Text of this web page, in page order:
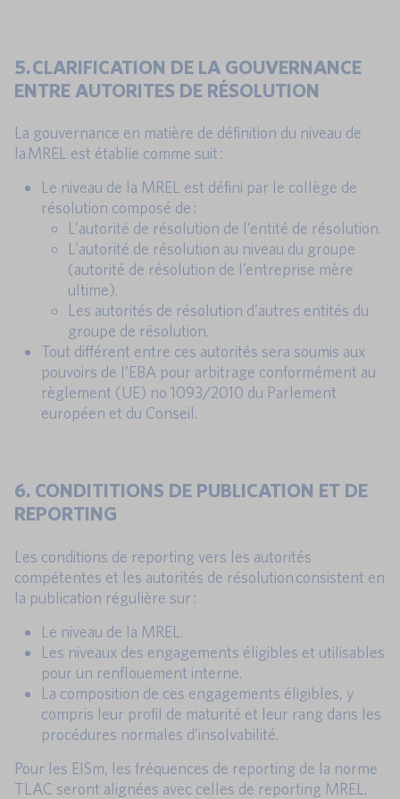
5. CLARIFICATION DE LA GOUVERNANCE
ENTRE AUTORITES DE RÉSOLUTION
La gouvernance en matière de définition du niveau de
la MREL est établie comme suit :
Le niveau de la MREL est défini par le collège de
résolution composé de :
L’autorité de résolution de l’entité de résolution.
L’autorité de résolution au niveau du groupe
(autorité de résolution de l’entreprise mère
ultime).
Les autorités de résolution d’autres entités du
groupe de résolution.
Tout différent entre ces autorités sera soumis aux
pouvoirs de l’EBA pour arbitrage conformément au
règlement (UE) no 1093/2010 du Parlement
européen et du Conseil.
6. CONDITITIONS DE PUBLICATION ET DE
REPORTING
Les conditions de reporting vers les autorités
compétentes et les autorités de résolution consistent en
la publication régulière sur :
Le niveau de la MREL.
Les niveaux des engagements éligibles et utilisables
pour un renflouement interne.
La composition de ces engagements éligibles, y
compris leur profil de maturité et leur rang dans les
procédures normales d’insolvabilité.
Pour les EISm, les fréquences de reporting de la norme
TLAC seront alignées avec celles de reporting MREL.